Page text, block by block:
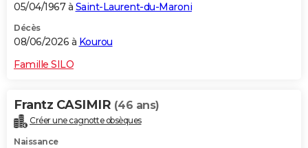
05/04/1967 à Saint-Laurent-du-Maroni
Décès
08/06/2026 à Kourou
Famille SILO
Frantz CASIMIR (46 ans)
Créer une cagnotte obsèques
Naissance